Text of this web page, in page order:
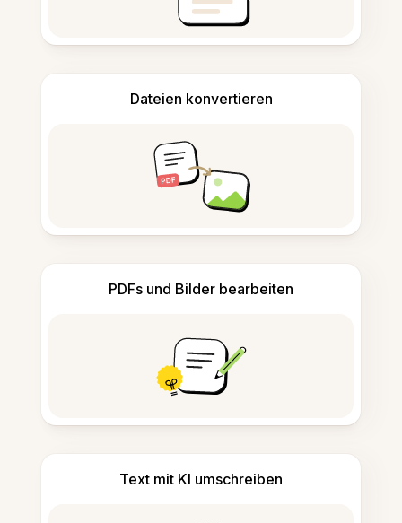
Dateien konvertieren
PDFs und Bilder bearbeiten
Text mit KI umschreiben